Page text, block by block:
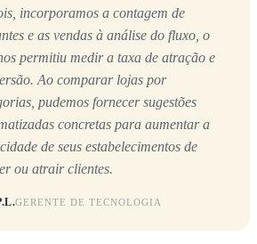
incorporamos a contagem de
e as vendas à análise do fluxo, o
permitiu medir a taxa de atração e
Ao comparar lojas por
pudemos fornecer sugestões
concretas para aumentar a
de seus estabelecimentos de
ou atrair clientes.
GERENTE DE TECNOLOGIA